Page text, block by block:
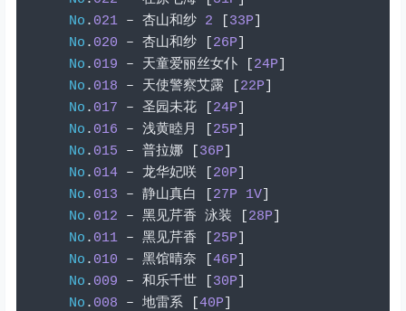
No . 021 – 杏山和纱 2 33P
No . 020 – 杏山和纱 26P
No . 019 – 天童爱丽丝女仆 24P
No . 018 – 天使警察艾露 22P
No . 017 – 圣园未花 24P
No . 016 – 浅黄睦月 25P
No . 015 – 普拉娜 36P
No . 014 – 龙华妃咲 20P
No . 013 – 静山真白 27P 1V]
No . 012 – 黑见芹香 泳装 28P
No . 011 – 黑见芹香 25P
No . 010 – 黑馆晴奈 46P
No . 009 – 和乐千世 30P
No . 008 – 地雷系 40P